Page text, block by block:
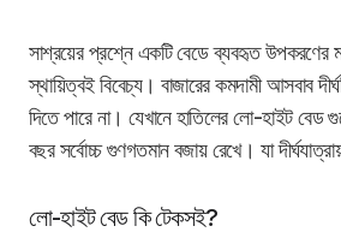
সাশ্রয়ের প্রশ্নে একটি বেডে ব্যবহৃত উপকরণের
স্থায়িত্বই বিবেচ্য। বাজারের কমদামী আসবাব
দিতে পারে না। যেখানে হাতিলের লো-হাইট বেড
বছর সর্বোচ্চ গুণগতমান বজায় রেখে। যা
লো-হাইট বেড কি টেকসই?